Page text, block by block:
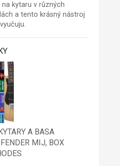
na kytaru v různých
a tento krásný nástroj
A BASA
MIJ, BOX